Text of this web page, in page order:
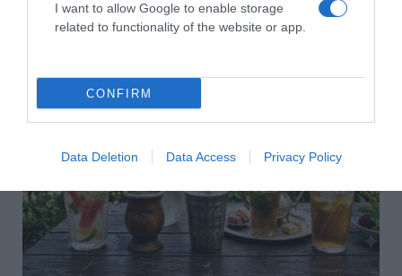
I want to allow Google to enable storage
related to functionality of the website or app.
CONFIRM
Data Deletion Data Access Privacy Policy
HASONLÓ BEJEGYZÉSEK